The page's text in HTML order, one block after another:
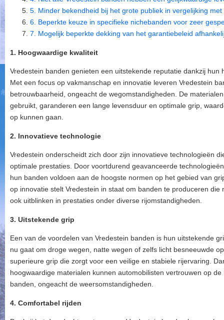
5. Minder bekendheid bij het grote publiek in vergelijking
6. Beperkte keuze in specifieke nichebanden voor zeer
7. Mogelijk beperkte dekking van het garantiebeleid
1. Hoogwaardige kwaliteit
Vredestein banden genieten een uitstekende reputatie dankzij
Met een focus op vakmanschap en innovatie leveren Vredestein
betrouwbaarheid, ongeacht de wegomstandigheden. De
gebruikt, garanderen een lange levensduur en optimale grip,
op kunnen gaan.
2. Innovatieve technologie
Vredestein onderscheidt zich door zijn innovatieve technologieën
optimale prestaties. Door voortdurend geavanceerde
hun banden voldoen aan de hoogste normen op het gebied van
op innovatie stelt Vredestein in staat om banden te produceren
ook uitblinken in prestaties onder diverse rijomstandigheden.
3. Uitstekende grip
Een van de voordelen van Vredestein banden is hun uitstekende
nu gaat om droge wegen, natte wegen of zelfs licht besneeuwde
superieure grip die zorgt voor een veilige en stabiele rijervaring.
hoogwaardige materialen kunnen automobilisten vertrouwen op
banden, ongeacht de weersomstandigheden.
4. Comfortabel rijden